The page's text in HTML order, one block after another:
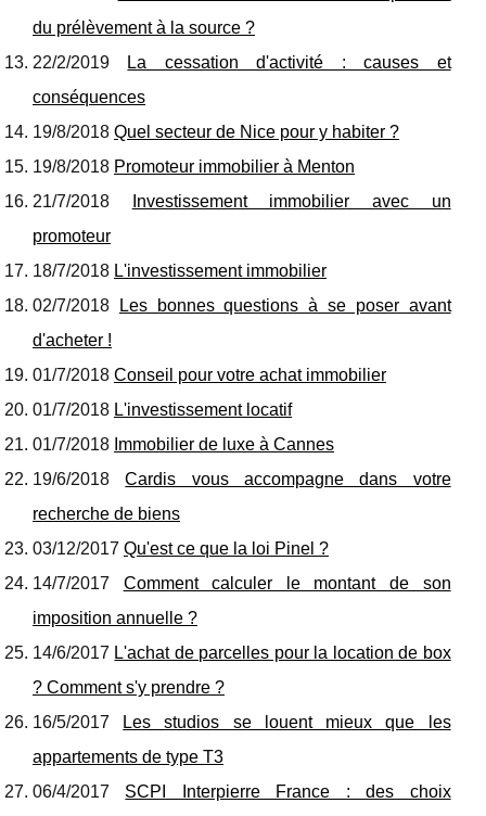
du prélèvement à la source ?
22/2/2019
La cessation d'activité : causes et
conséquences
19/8/2018 Quel secteur de Nice pour y habiter ?
19/8/2018 Promoteur immobilier à Menton
21/7/2018
Investissement immobilier avec un
promoteur
18/7/2018 L'investissement immobilier
02/7/2018
Les bonnes questions à se poser avant
d'acheter !
01/7/2018 Conseil pour votre achat immobilier
01/7/2018 L'investissement locatif
01/7/2018 Immobilier de luxe à Cannes
19/6/2018Cardis vous accompagne dans votre
recherche de biens
03/12/2017 Qu'est ce que la loi Pinel ?
14/7/2017 Comment calculer le montant de son
imposition annuelle ?
14/6/2017 L'achat de parcelles pour la location de box
? Comment s'y prendre ?
16/5/2017
Les studios se louent mieux que les
appartements de type T3
06/4/2017 SCPI Interpierre France : des choix